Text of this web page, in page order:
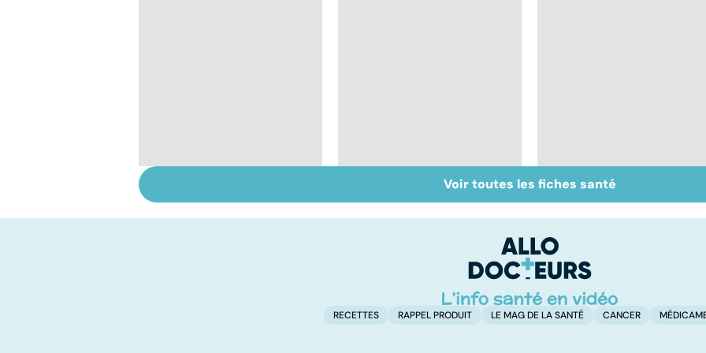
kératite, uvéite :
Premiers contacts
avec les lentilles
Tout savoir sur les
infections
Voir toutes les fiches santé
RECETTES RAPPEL PRODUIT LE MAG DE LA SANTÉ CANCER